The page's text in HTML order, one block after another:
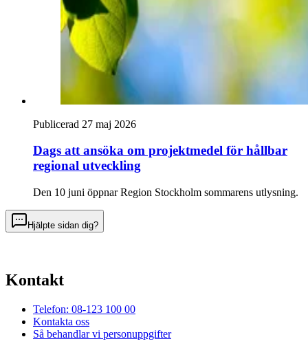
Publicerad 27 maj 2026
Dags att ansöka om projektmedel för hållbar
regional utveckling
Den 10 juni öppnar Region Stockholm sommarens utlysning.
Hjälpte sidan dig?
Kontakt
Telefon: 08-123 100 00
Kontakta oss
Så behandlar vi personuppgifter